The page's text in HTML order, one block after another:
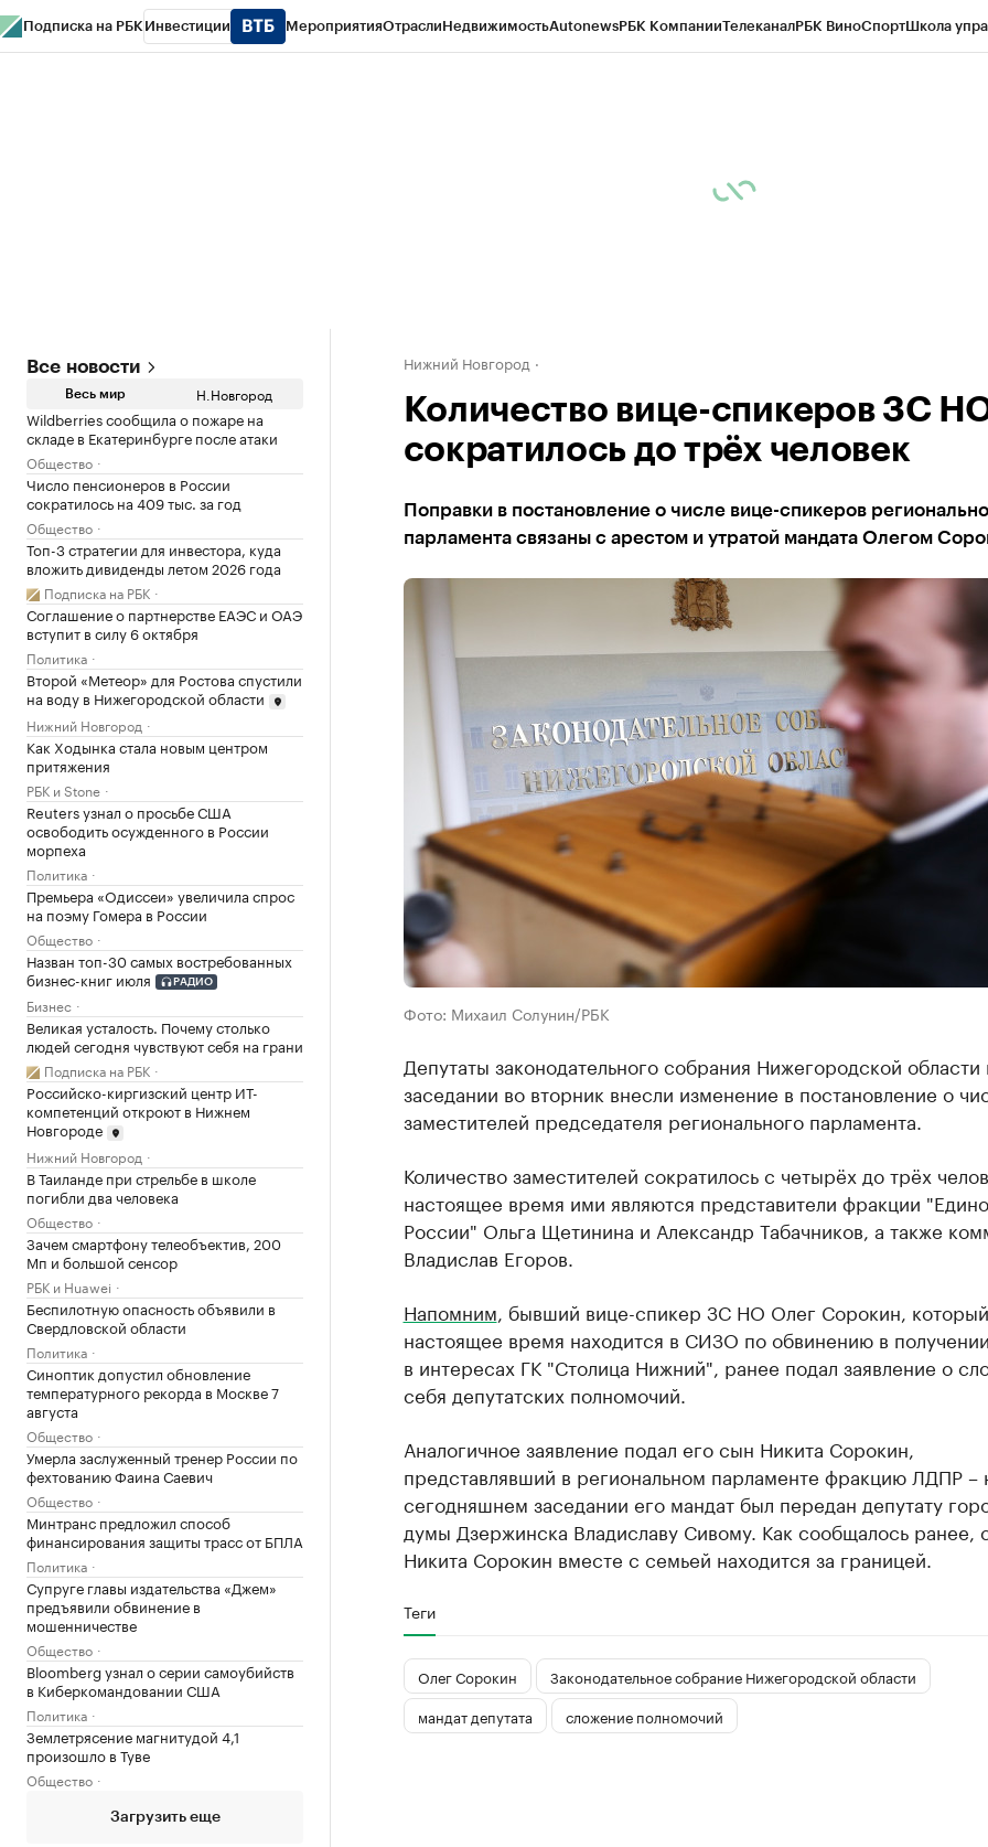
Подписка на РБК Инвестиции МероприятияОтраслиНедвижимостьAutonewsРБК КомпанииТелеканалРБК ВиноСпортШкола
Все новости
Весь мир Н.Новгород
Wildberries сообщила о пожаре на
складе в Екатеринбурге после атаки
Общество
Число пенсионеров в России
сократилось на 409 тыс. за год
Общество
Топ-3 стратегии для инвестора, куда
вложить дивиденды летом 2026 года
Подписка на РБК
Соглашение о партнерстве ЕАЭС и ОАЭ
вступит в силу 6 октября
Политика
Второй «Метеор» для Ростова спустили
на воду в Нижегородской области
Нижний Новгород
Как Ходынка стала новым центром
притяжения
РБК и Stone
Reuters узнал о просьбе США
освободить осужденного в России
морпеха
Политика
Премьера «Одиссеи» увеличила спрос
на поэму Гомера в России
Общество
Назван топ-30 самых востребованных
бизнес-книг июля
РАДИО
Бизнес
Великая усталость. Почему столько
людей сегодня чувствуют себя на грани
Подписка на РБК
Российско-киргизский центр ИТ-
компетенций откроют в Нижнем
Новгороде
Нижний Новгород
В Таиланде при стрельбе в школе
погибли два человека
Общество
Зачем смартфону телеобъектив, 200
Мп и большой сенсор
РБК и Huawei
Беспилотную опасность объявили в
Свердловской области
Политика
Синоптик допустил обновление
температурного рекорда в Москве 7
августа
Общество
Умерла заслуженный тренер России по
фехтованию Фаина Саевич
Общество
Минтранс предложил способ
финансирования защиты трасс от БПЛА
Политика
Супруге главы издательства «Джем»
предъявили обвинение в
мошенничестве
Общество
Bloomberg узнал о серии самоубийств
в Киберкомандовании США
Политика
Землетрясение магнитудой 4,1
произошло в Туве
Общество
Загрузить еще
Нижний Новгород
Количество вице-спикеров ЗС
сократилось до трёх человек
Поправки в постановление о числе вице-спикеров
парламента связаны с арестом и утратой мандата Олегом
Фото: Михаил Солунин/РБК
Депутаты законодательного собрания Нижегородской области
заседании во вторник ​внесли изменение в постановление о
заместителей председателя регионального парламента.
Количество заместителей сократилось с четырёх до трёх
настоящее время ими являются представители фракции
России" Ольга Щетинина и Александр Табачников, а также
Владислав Егоров.
Напомним , бывший вице-спикер ЗС НО Олег Сорокин,
настоящее время находится в СИЗО по обвинению в
в интересах ГК "Столица Нижний", ранее подал заявление о
себя депутатских полномочий.
Аналогичное заявление подал его сын Никита Сорокин,
представлявший в региональном парламенте фракцию ЛДПР –
сегодняшнем заседании его мандат был передан депутату
думы Дзержинска Владиславу Сивому. Как сообщалось ранее,
Никита Сорокин вместе с семьей находится за границей.
Теги
Олег Сорокин
Законодательное собрание Нижегородской области
мандат депутата
сложение полномочий